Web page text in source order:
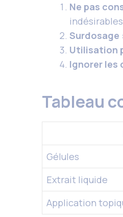
Ne pas
Surdosage
Utilisation
Ignorer
Tableau
Gélules
Extrait liquide
Application